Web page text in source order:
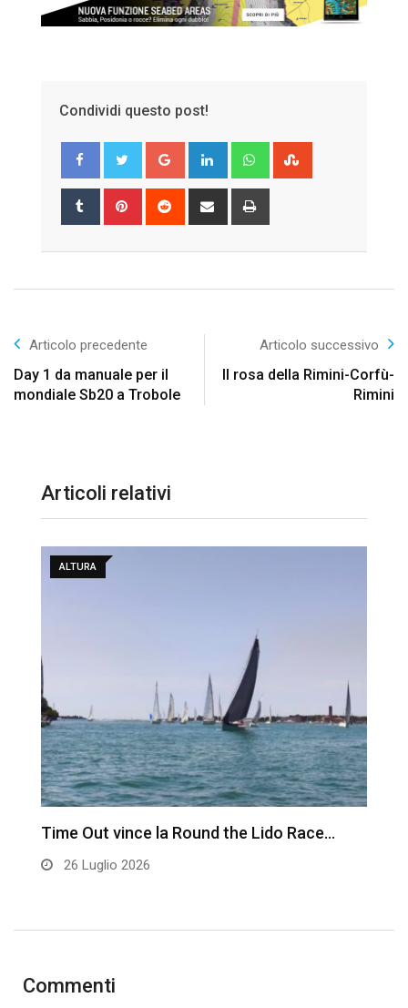
Condividi questo post!
Google+ LinkedIn Whatsapp
Tumblr Pinterest Reddit
Share
Articolo precedente
Day 1 da manuale per il
mondiale Sb20 a Trobole
Articolo successivo
Il rosa della Rimini-Corfù-
Rimini
Articoli relativi
ALTURA
Time Out vince la Round the Lido Race…
26 Luglio 2026
Commenti